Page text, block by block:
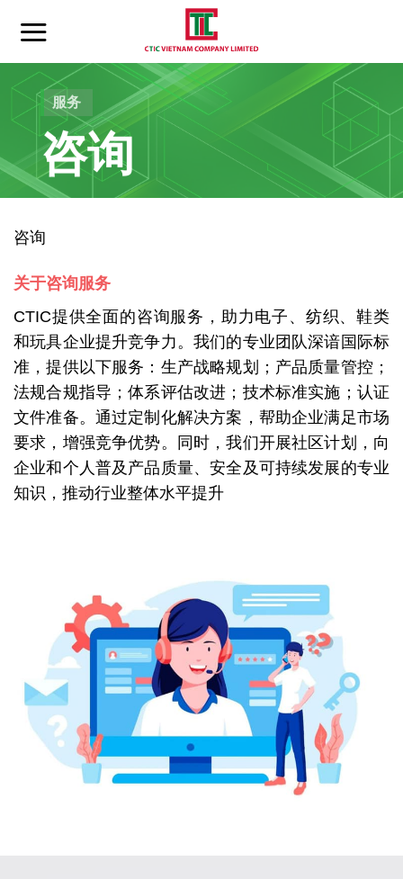
content
服务
咨询
咨询
关于咨询服务
CTIC提供全面的咨询服务，助力电子、纺织、鞋类
和玩具企业提升竞争力。我们的专业团队深谙国际标
准，提供以下服务：生产战略规划；产品质量管控；
法规合规指导；体系评估改进；技术标准实施；认证
文件准备。通过定制化解决方案，帮助企业满足市场
要求，增强竞争优势。同时，我们开展社区计划，向
企业和个人普及产品质量、安全及可持续发展的专业
知识，推动行业整体水平提升